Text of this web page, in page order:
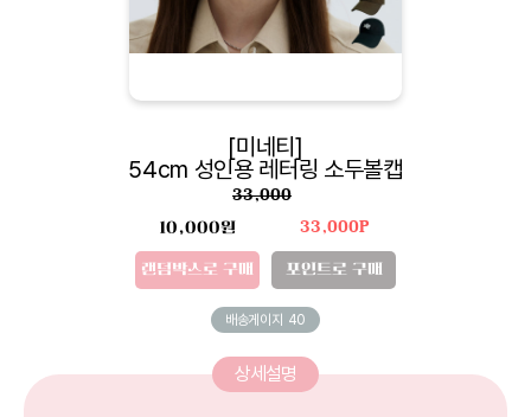
[미네티]
54cm 성인용 레터링 소두볼캡
33,000
10,000원
랜덤박스로 구매
33,000P
포인트로 구매
배송게이지 40
상세설명